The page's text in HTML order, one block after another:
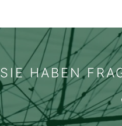
SIE HABEN